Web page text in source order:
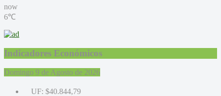
now
6℃
Indicadores Económicos
Domingo 9 de Agosto de 2026
UF: $40.844,79